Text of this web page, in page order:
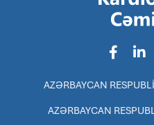
AZƏRBAYCAN
AZƏRBAYCAN